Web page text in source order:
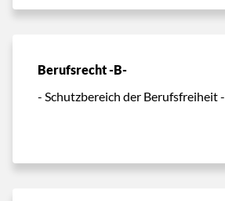
Berufsrecht -B-
- Schutzbereich der Berufsfreiheit -